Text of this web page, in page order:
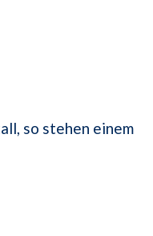
so stehen einem